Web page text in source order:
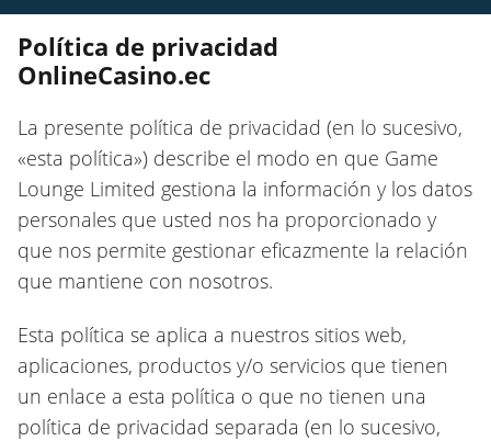
Política de privacidad
OnlineCasino.ec
La presente política de privacidad (en lo sucesivo,
«esta política») describe el modo en que Game
Lounge Limited gestiona la información y los datos
personales que usted nos ha proporcionado y
que nos permite gestionar eficazmente la relación
que mantiene con nosotros.
Esta política se aplica a nuestros sitios web,
aplicaciones, productos y/o servicios que tienen
un enlace a esta política o que no tienen una
política de privacidad separada (en lo sucesivo,